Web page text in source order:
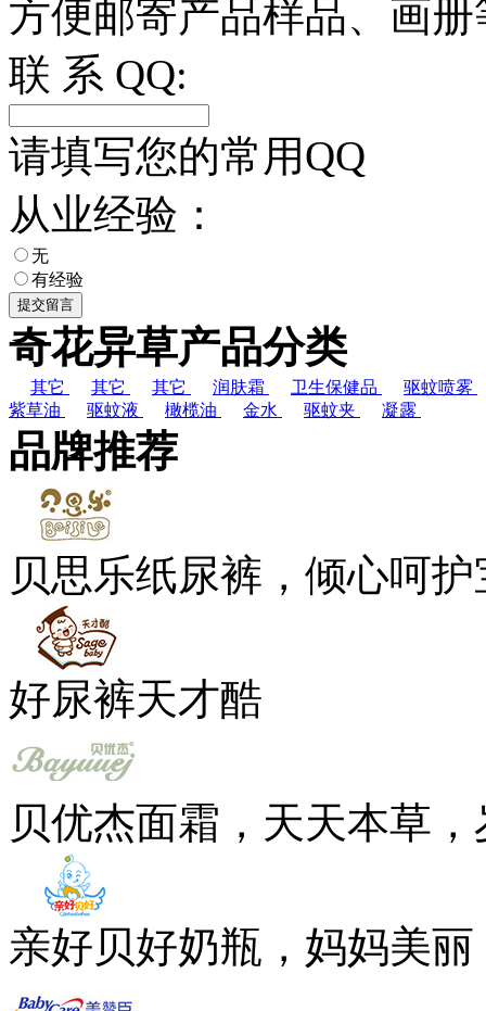
方便邮寄产品样品、画
联 系 QQ:
请填写您的常用QQ
从业经验：
无
有经验
奇花异草产品分类
其它 其它 其它 润肤霜 卫生保健品
驱蚊喷雾
紫草油
驱蚊液 橄榄油 金水 驱蚊夹 凝露
品牌推荐
贝思乐纸尿裤，倾心呵
好尿裤天才酷
贝优杰面霜，天天本草
亲好贝好奶瓶，妈妈美